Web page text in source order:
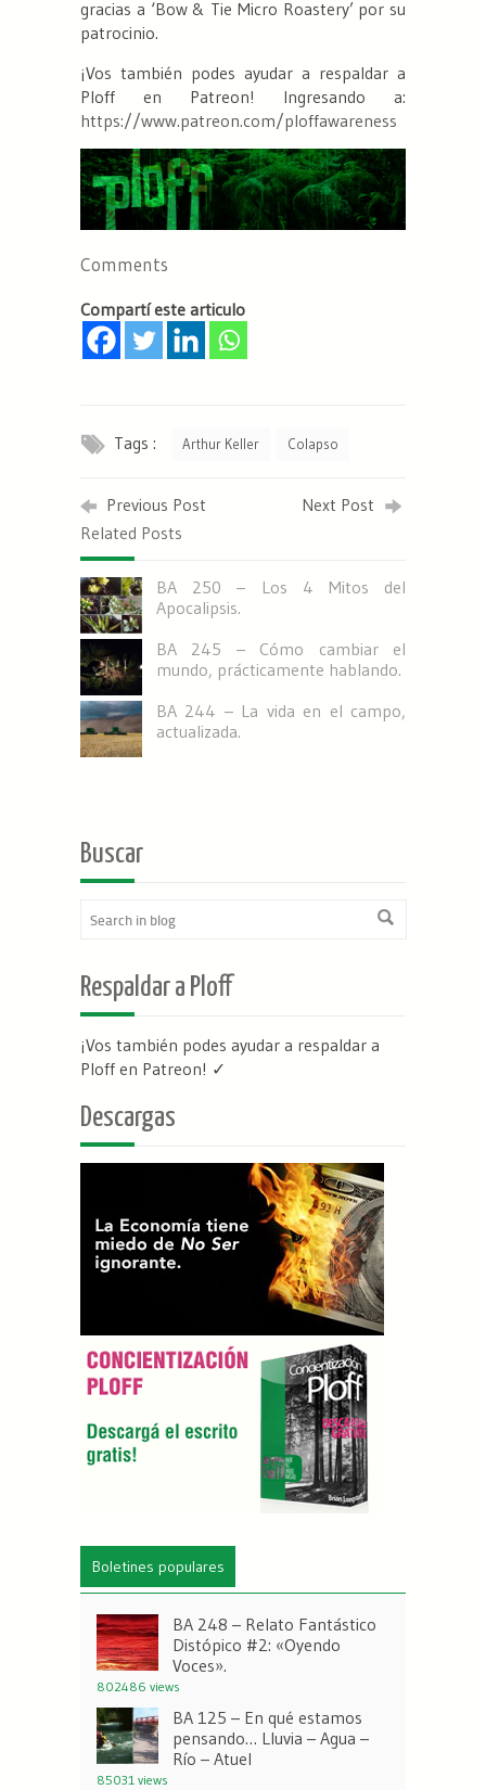
gracias a ‘Bow & Tie Micro Roastery’ por su
patrocinio.
¡Vos también podes ayudar a respaldar a
Ploff en Patreon! Ingresando a:
https://www.patreon.com/ploffawareness
Comments
Compartí este articulo
Tags : Arthur Keller Colapso
Previous Post
Next Post
Related Posts
BA 250 – Los 4 Mitos del
Apocalipsis.
BA 245 – Cómo cambiar el
mundo, prácticamente hablando.
BA 244 – La vida en el campo,
actualizada.
Buscar
Respaldar a Ploff
¡Vos también podes ayudar a respaldar a
Ploff en Patreon! ✓
Descargas
Boletines populares
BA 248 – Relato Fantástico
Distópico #2: «Oyendo
Voces».
802486 views
BA 125 – En qué estamos
pensando… Lluvia – Agua –
Río – Atuel
85031 views